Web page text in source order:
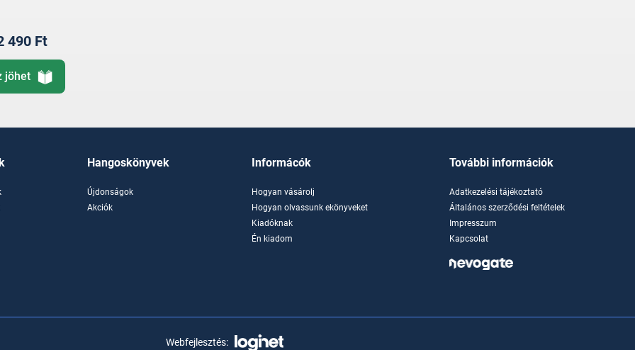
490 Ft
jöhet
Hangoskönyvek
Újdonságok
Akciók
Informácók
Hogyan vásárolj
Hogyan olvassunk ekönyveket
Kiadóknak
Én kiadom
További információk
Adatkezelési tájékoztató
Általános szerződési feltételek
Impresszum
Kapcsolat
Webfejlesztés: